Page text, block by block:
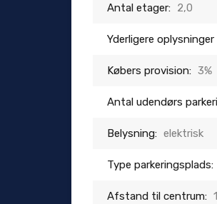
Antal etager: 2,0
Yderligere
Købers provision: 3%
Antal udendørs
Belysning: elektrisk
Type parkeringsplads:
Afstand til centrum: